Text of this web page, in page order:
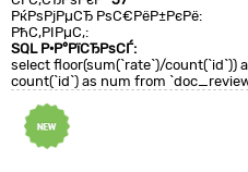
РќРѕРјРµСЂ РѕС€РёР±РєРё:
РћС‚РІРµС‚:
SQL Р·Р°РїСЂРѕСЃ:
select floor(sum(`rate`)/count(`id`))
count(`id`) as num from